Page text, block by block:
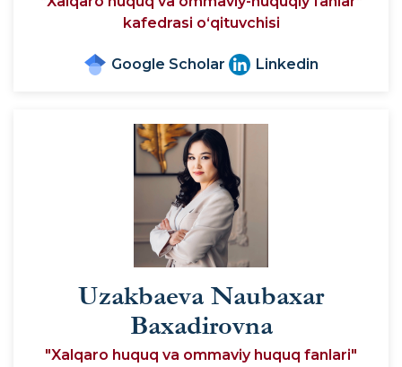
kafedrasi o‘qituvchisi
Google Scholar Linkedin
Uzakbaeva Naubaxar
Baxadirovna
"Xalqaro huquq va ommaviy huquq fanlari"